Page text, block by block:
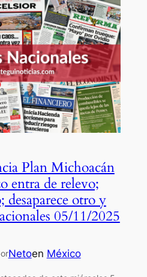
Plan Michoacán
entra de relevo;
desaparece otro y
05/11/2025
Netoen México